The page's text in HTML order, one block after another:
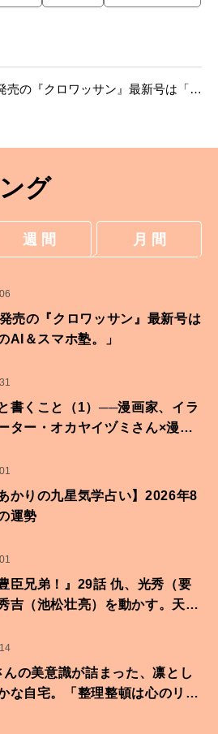
売の『クロワッサン』最新号は「捨
グ
週 間 月 間
売の『クロワッサン』最新号は
AI＆スマホ塾。」
書くこと（1）──漫画家、イラ
ター・オカヤイヅミさん×漫画
かりの九星気学占い】2026年8
運勢
臣兄弟！』29話 仇、光秀（要
吉（池松壮亮）を動かす。天下
んの美意識が詰まった、凛とし
な自宅。「整理整頓は心のリズ